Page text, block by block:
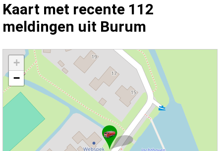
Kaart met recente 112
meldingen uit Burum
Kaart Burum met de meest recente 112 meldingen.
+
−